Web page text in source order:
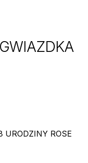
URODZINY ROSE